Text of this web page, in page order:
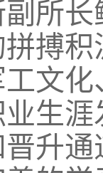
所
搏积
文
生
升